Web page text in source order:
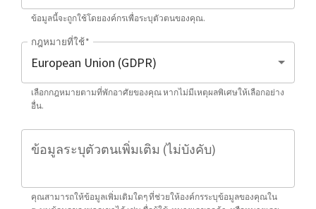
ข้อมูลนี้จะถูกใช้โดยองค์กรเพื่อระบุตัวตนของคุณ.
กฎหมายที่ใช้*
เลือกกฎหมายตามที่พักอาศัยของคุณ หากไม่มีเหตุผลพิเศษให้เลือกอย่าง
อื่น.
ข้อมูลระบุตัวตนเพิ่มเติม (ไม่บังคับ)
คุณสามารถให้ข้อมูลเพิ่มเติมใดๆ ที่ช่วยให้องค์กรระบุข้อมูลของคุณใน